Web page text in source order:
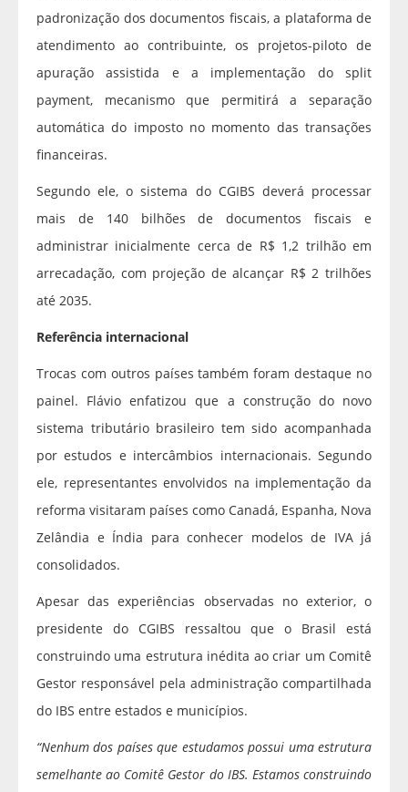
padronização dos documentos fiscais, a plataforma de
atendimento ao contribuinte, os projetos-piloto de
apuração assistida e a implementação do split
payment, mecanismo que permitirá a separação
automática do imposto no momento das transações
financeiras.
Segundo ele, o sistema do CGIBS deverá processar
mais de 140 bilhões de documentos fiscais e
administrar inicialmente cerca de R$ 1,2 trilhão em
arrecadação, com projeção de alcançar R$ 2 trilhões
até 2035.
Referência internacional
Trocas com outros países também foram destaque no
painel. Flávio enfatizou que a construção do novo
sistema tributário brasileiro tem sido acompanhada
por estudos e intercâmbios internacionais. Segundo
ele, representantes envolvidos na implementação da
reforma visitaram países como Canadá, Espanha, Nova
Zelândia e Índia para conhecer modelos de IVA já
consolidados.
Apesar das experiências observadas no exterior, o
presidente do CGIBS ressaltou que o Brasil está
construindo uma estrutura inédita ao criar um Comitê
Gestor responsável pela administração compartilhada
do IBS entre estados e municípios.
“Nenhum dos países que estudamos possui uma estrutura
semelhante ao Comitê Gestor do IBS. Estamos construindo